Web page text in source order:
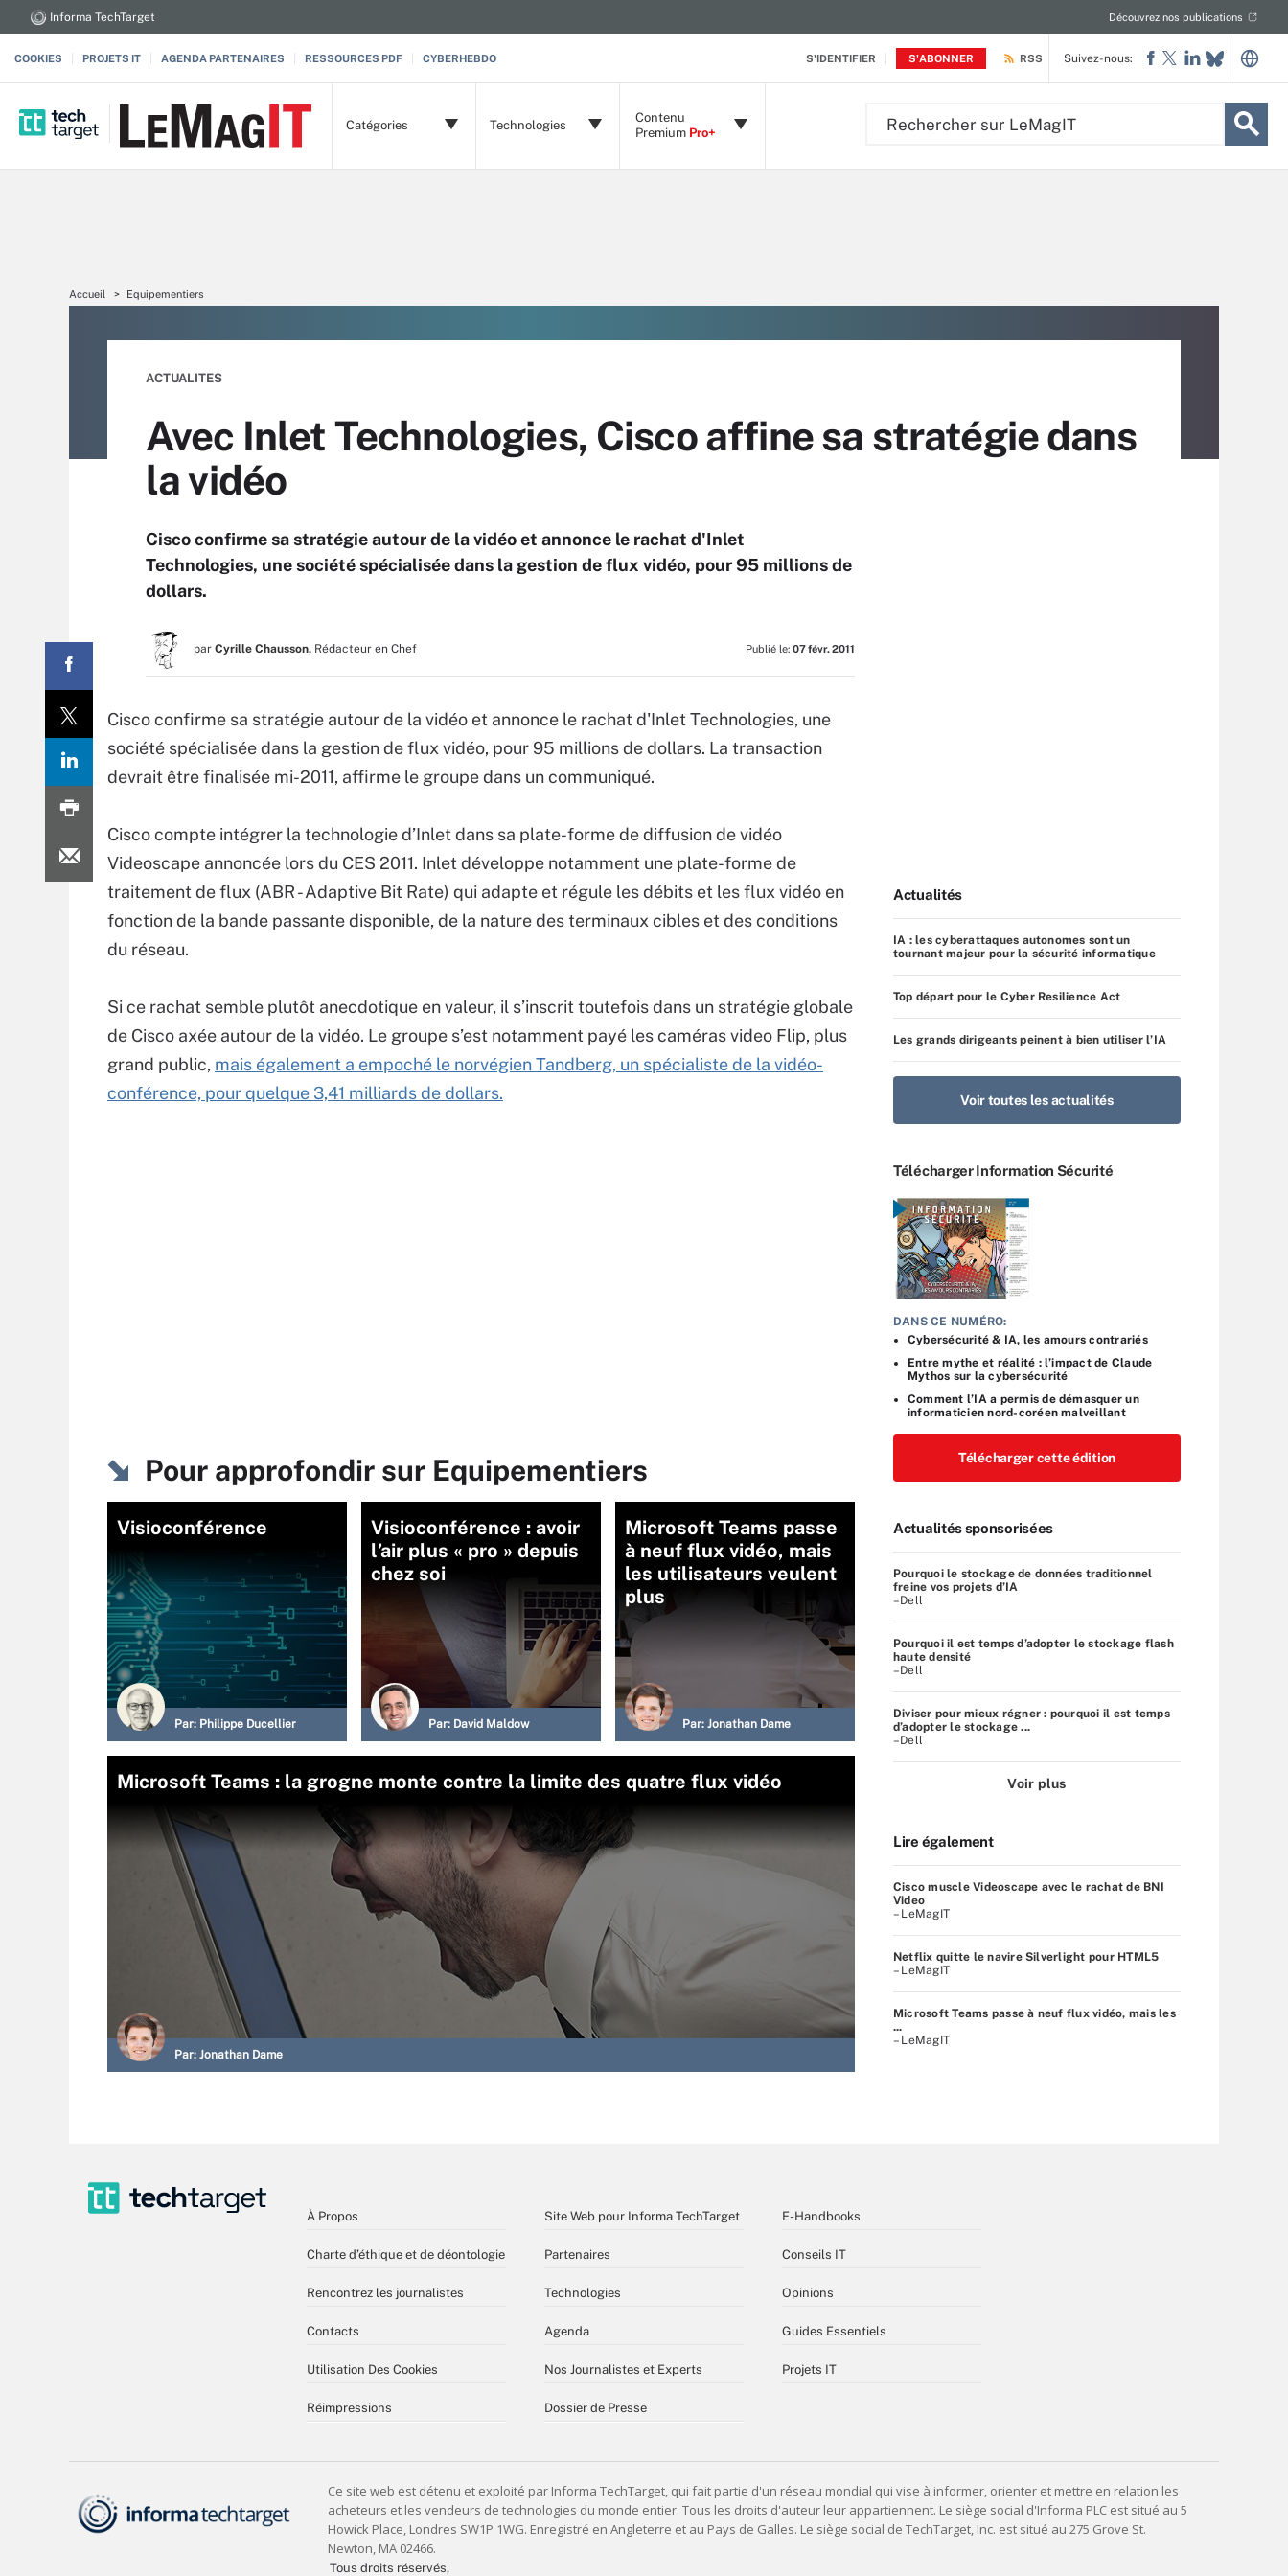
S'IDENTIFIER S'ABONNER
Informa TechTarget Découvrez nos publications
COOKIES PROJETS IT AGENDA PARTENAIRES RESSOURCES PDF CYBERHEBDO RSS
Catégories Technologies
Contenu
Premium Pro+
Suivez-nous:
Accueil Equipementiers
ACTUALITES
Avec Inlet Technologies, Cisco affine sa stratégie dans
la vidéo
Cisco confirme sa stratégie autour de la vidéo et annonce le rachat d'Inlet
Technologies, une société spécialisée dans la gestion de flux vidéo, pour 95 millions de
dollars.
par Cyrille Chausson, Rédacteur en Chef Publié le: 07 févr. 2011
Cisco confirme sa stratégie autour de la vidéo et annonce le rachat d'Inlet Technologies, une
société spécialisée dans la gestion de flux vidéo, pour 95 millions de dollars. La transaction
devrait être finalisée mi-2011, affirme le groupe dans un communiqué.
Cisco compte intégrer la technologie d’Inlet dans sa plate-forme de diffusion de vidéo
Videoscape annoncée lors du CES 2011. Inlet développe notamment une plate-forme de
traitement de flux (ABR - Adaptive Bit Rate) qui adapte et régule les débits et les flux vidéo en
fonction de la bande passante disponible, de la nature des terminaux cibles et des conditions
du réseau.
Si ce rachat semble plutôt anecdotique en valeur, il s’inscrit toutefois dans un stratégie globale
de Cisco axée autour de la vidéo. Le groupe s’est notamment payé les caméras video Flip, plus
grand public, mais également a empoché le norvégien Tandberg, un spécialiste de la vidéo-
conférence, pour quelque 3,41 milliards de dollars.
Pour approfondir sur Equipementiers
Visioconférence
Par: Philippe Ducellier
Visioconférence : avoir
l’air plus « pro » depuis
chez soi
Par: David Maldow
Microsoft Teams passe
à neuf flux vidéo, mais
les utilisateurs veulent
plus
Par: Jonathan Dame
Microsoft Teams : la grogne monte contre la limite des quatre flux vidéo
Par: Jonathan Dame
Actualités
IA : les cyberattaques autonomes sont un
tournant majeur pour la sécurité informatique
Top départ pour le Cyber Resilience Act
Les grands dirigeants peinent à bien utiliser l’IA
Voir toutes les actualités
Télécharger Information Sécurité
DANS CE NUMÉRO:
Cybersécurité & IA, les amours contrariés
Entre mythe et réalité : l’impact de Claude
Mythos sur la cybersécurité
Comment l’IA a permis de démasquer un
informaticien nord-coréen malveillant
Télécharger cette édition
Actualités sponsorisées
Pourquoi le stockage de données traditionnel
freine vos projets d’IA
–Dell
Pourquoi il est temps d’adopter le stockage flash
haute densité
–Dell
Diviser pour mieux régner : pourquoi il est temps
d’adopter le stockage ...
–Dell
Voir plus
Lire également
Cisco muscle Videoscape avec le rachat de BNI
Video
– LeMagIT
Netflix quitte le navire Silverlight pour HTML5
– LeMagIT
Microsoft Teams passe à neuf flux vidéo, mais les
...
– LeMagIT
À Propos
Charte d’éthique et de déontologie
Rencontrez les journalistes
Contacts
Utilisation Des Cookies
Réimpressions
Site Web pour Informa TechTarget
Partenaires
Technologies
Agenda
Nos Journalistes et Experts
Dossier de Presse
E-Handbooks
Conseils IT
Opinions
Guides Essentiels
Projets IT
Tous droits réservés,